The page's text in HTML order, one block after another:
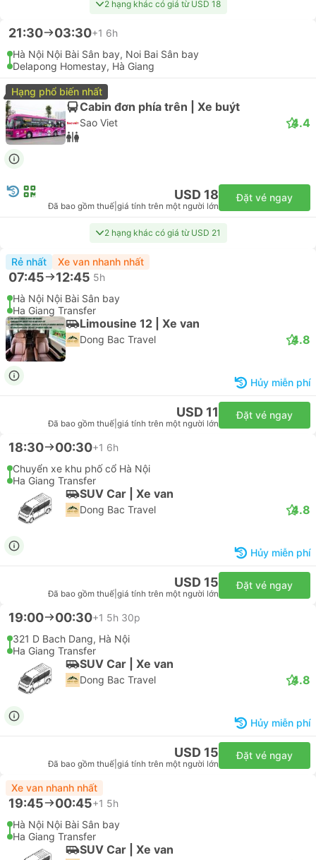
2 hạng khác có giá từ USD 18
21:30 03:30+1 6h
Hà Nội Nội Bài Sân bay, Noi Bai Sân bay
Delapong Homestay, Hà Giang
Hạng phổ biến nhất
Cabin đơn phía trên | Xe buýt
Sao Viet 4.4
USD 18
Đã bao gồm thuế giá tính trên một người lớn
Đặt vé ngay
2 hạng khác có giá từ USD 21
Rẻ nhất Xe van nhanh nhất
07:45 12:45 5h
Hà Nội Nội Bài Sân bay
Ha Giang Transfer
Limousine 12 | Xe van
Dong Bac Travel 4.8
Hủy miễn phí
USD 11
Đã bao gồm thuế giá tính trên một người lớn
Đặt vé ngay
18:30 00:30+1 6h
Chuyển xe khu phố cổ Hà Nội
Ha Giang Transfer
SUV Car | Xe van
Dong Bac Travel 4.8
Hủy miễn phí
USD 15
Đã bao gồm thuế giá tính trên một người lớn
Đặt vé ngay
19:00 00:30+1 5h 30p
321 D Bach Dang, Hà Nội
Ha Giang Transfer
SUV Car | Xe van
Dong Bac Travel 4.8
Hủy miễn phí
USD 15
Đã bao gồm thuế giá tính trên một người lớn
Đặt vé ngay
Xe van nhanh nhất
19:45 00:45+1 5h
Hà Nội Nội Bài Sân bay
Ha Giang Transfer
SUV Car | Xe van